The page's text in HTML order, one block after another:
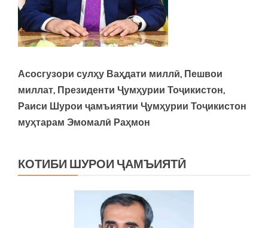
Асосгузори сулҳу Ваҳдати миллӣ, Пешвои
миллат, Президенти Ҷумҳурии Тоҷикистон,
Раиси Шурои ҷамъиятии Ҷумҳурии Тоҷикистон
муҳтарам Эмомалӣ Раҳмон
КОТИБИ ШУРОИ ҶАМЪИЯТӢ